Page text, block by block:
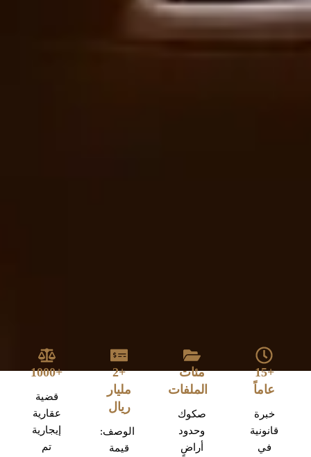
+15
عاماً
خبرة
قانونية
في
مئات
الملفات
صكوك
وحدود
أراضٍ
+2
مليار
ريال
الوصف:
قيمة
+1000
قضية
عقارية
إيجارية
تم